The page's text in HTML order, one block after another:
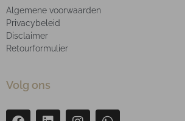
Algemene voorwaarden
Privacybeleid
Disclaimer
Retourformulier
Volg ons